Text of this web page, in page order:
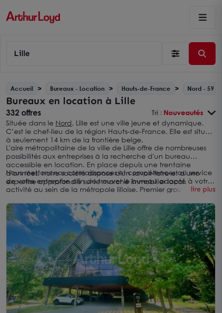
Lille
Accueil Bureaux - Location Hauts-de-France Nord - 59
Bureaux en location à Lille
332 offres Tri : Nouveautés
Située dans le Nord, Lille est une ville jeune et dynamique.
C’est le chef-lieu de la région Hauts-de-France. Elle est située
à seulement 14 km de la frontière belge.
L'aire métropolitaine de la ville de Lille offre de nombreuses
possibilités aux entreprises à la recherche d'un bureau
accessible en location. En place depuis une trentaine
d'années, notre société dispose d'un savoir-faire et d'une
expertise approfondie sur le marché immobilier local.
Nous mettons nos connaissances et compétences au service
de votre entreprise afin de trouver le bureau adapté à votre
activité au sein de la métropole lilloise. Premier groupe local
développement des sociétés de toutes tailles en les guidant
pour la réalisation de leur projet de location de bureaux à
Lille.
lire plus